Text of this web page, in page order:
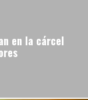
en la cárcel